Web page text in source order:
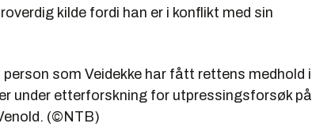
kilde fordi han er i konflikt med sin
som Veidekke har fått rettens medhold i
under etterforskning for utpressingsforsøk på
(©NTB)